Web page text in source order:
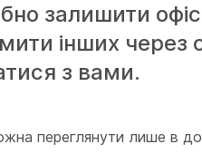
залишити
інших через
з вами.
переглянути лише в